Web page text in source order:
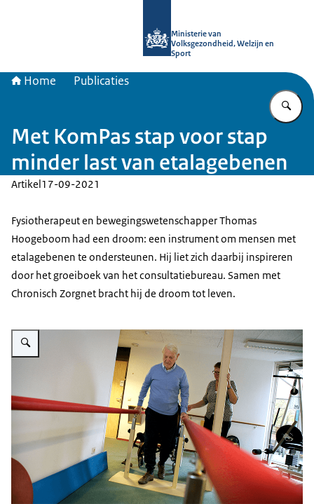
Ministerie van
Volksgezondheid, Welzijn en
Sport
Home Publicaties
Met KomPas stap voor stap
minder last van etalagebenen
Artikel17-09-2021
Fysiotherapeut en bewegingswetenschapper Thomas
Hoogeboom had een droom: een instrument om mensen met
etalagebenen te ondersteunen. Hij liet zich daarbij inspireren
door het groeiboek van het consultatiebureau. Samen met
Chronisch Zorgnet bracht hij de droom tot leven.
Vergroot afbeelding Oudere man oefent met lopen